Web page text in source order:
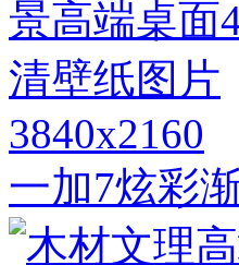
3840x2160
一加7炫彩